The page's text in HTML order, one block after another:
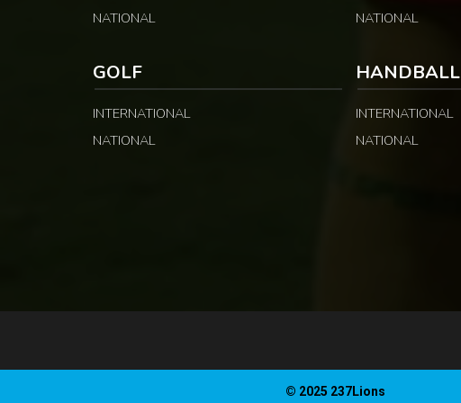
NATIONAL
NATIONAL
GOLF
INTERNATIONAL
NATIONAL
HANDBALL
INTERNATIONAL
NATIONAL
© 2025 237Lions